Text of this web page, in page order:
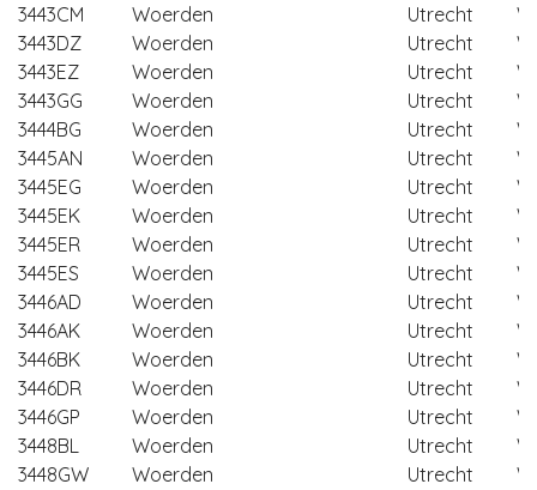
3443CM
Woerden Utrecht
3443DZ
Woerden Utrecht
3443EZ
Woerden Utrecht
3443GG
Woerden Utrecht
3444BG
Woerden Utrecht
3445AN
Woerden Utrecht
3445EG
Woerden Utrecht
3445EK
Woerden Utrecht
3445ER
Woerden Utrecht
3445ES
Woerden Utrecht
3446AD
Woerden Utrecht
3446AK
Woerden Utrecht
3446BK
Woerden Utrecht
3446DR
Woerden Utrecht
3446GP
Woerden Utrecht
3448BL
Woerden Utrecht
3448GW
Woerden Utrecht